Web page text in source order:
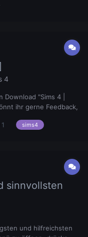
euch daran teilhaben.
4
"Sims 4 |
ihr gerne Feedback,
1 sims4
sinnvollsten
und hilfreichsten